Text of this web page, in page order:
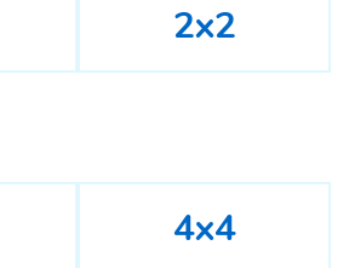
2x2
4x4